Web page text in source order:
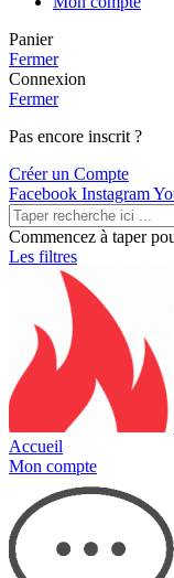
Panier
Fermer
Connexion
Fermer
Pas encore inscrit ?
Créer un Compte
Facebook Instagram
Commencez à taper
Les filtres
Accueil
Mon compte